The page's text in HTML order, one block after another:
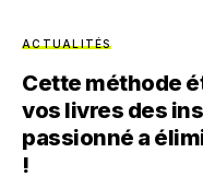
ACTUALITÉS
Cette méthode
vos livres des
passionné a
!